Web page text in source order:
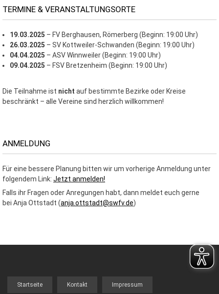
TERMINE & VERANSTALTUNGSORTE
19.03.2025 – FV Berghausen, Römerberg (Beginn: 19:00 Uhr)
26.03.2025 – SV Kottweiler-Schwanden (Beginn: 19:00 Uhr)
04.04.2025 – ASV Winnweiler (Beginn: 19:00 Uhr)
09.04.2025 – FSV Bretzenheim (Beginn: 19:00 Uhr)
Die Teilnahme ist nicht auf bestimmte Bezirke oder Kreise
beschränkt – alle Vereine sind herzlich willkommen!
ANMELDUNG
Für eine bessere Planung bitten wir um vorherige Anmeldung unter
folgendem Link: Jetzt anmelden!
Falls ihr Fragen oder Anregungen habt, dann meldet euch gerne
bei Anja Ottstadt (anja.ottstadt@swfv.de)
FOOTER
Startseite Kontakt Impressum